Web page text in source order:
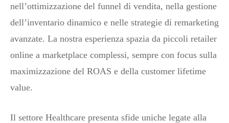
nell’ottimizzazione del funnel di vendita, nella gestione
dell’inventario dinamico e nelle strategie di remarketing
avanzate. La nostra esperienza spazia da piccoli retailer
online a marketplace complessi, sempre con focus sulla
maximizzazione del ROAS e della customer lifetime
value.
Il settore Healthcare presenta sfide uniche legate alla